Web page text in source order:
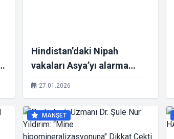
Hindistan’daki Nipah
vakaları Asya’yı alarma
geçirdi
27.01.2026
MANŞET